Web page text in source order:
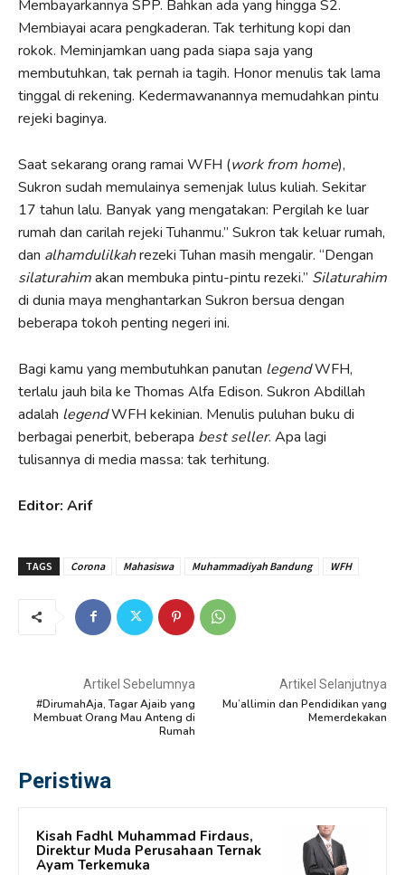
Membayarkannya SPP. Bahkan ada yang hingga S2.
Membiayai acara pengkaderan. Tak terhitung kopi dan
rokok. Meminjamkan uang pada siapa saja yang
membutuhkan, tak pernah ia tagih. Honor menulis tak lama
tinggal di rekening. Kedermawanannya memudahkan pintu
rejeki baginya.
Saat sekarang orang ramai WFH (work from home),
Sukron sudah memulainya semenjak lulus kuliah. Sekitar
17 tahun lalu. Banyak yang mengatakan: Pergilah ke luar
rumah dan carilah rejeki Tuhanmu.” Sukron tak keluar rumah,
dan alhamdulilkahrezeki Tuhan masih mengalir. “Dengan
silaturahimakan membuka pintu-pintu rezeki.” Silaturahim
di dunia maya menghantarkan Sukron bersua dengan
beberapa tokoh penting negeri ini.
Bagi kamu yang membutuhkan panutan legendWFH,
terlalu jauh bila ke Thomas Alfa Edison. Sukron Abdillah
adalah legendWFH kekinian. Menulis puluhan buku di
berbagai penerbit, beberapa best seller. Apa lagi
tulisannya di media massa: tak terhitung.
Editor: Arif
TAGS Corona Mahasiswa Muhammadiyah Bandung WFH
Artikel Sebelumnya
#DirumahAja, Tagar Ajaib yang
Membuat Orang Mau Anteng di
Rumah
Artikel Selanjutnya
Mu’allimin dan Pendidikan yang
Memerdekakan
Peristiwa
Kisah Fadhl Muhammad Firdaus,
Direktur Muda Perusahaan Ternak
Ayam Terkemuka